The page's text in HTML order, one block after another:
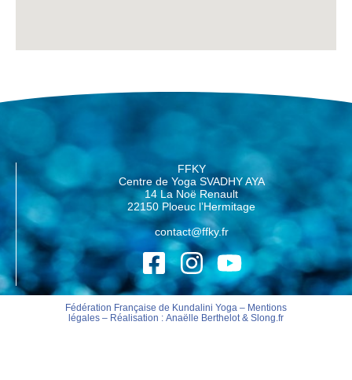
FFKY
Centre de Yoga SVADHY AYA
14 La Noë Renault
22150 Ploeuc l’Hermitage
contact@ffky.fr
Fédération Française de Kundalini Yoga – Mentions
légales– Réalisation : Anaëlle Berthelot& Slong.fr